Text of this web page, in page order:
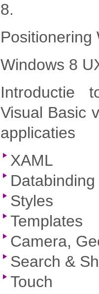
8.
Positionering
Windows 8
Introductie
Visual Basic
applicaties
XAML
Databinding
Styles
Templates
Camera,
Search &
Touch